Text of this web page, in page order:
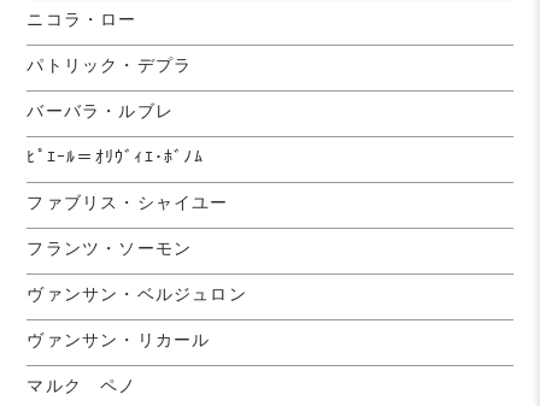
ニコラ・ロー
パトリック・デプラ
バーバラ・ルブレ
ﾋﾟｴｰﾙ＝ｵﾘｳﾞｨｴ･ﾎﾞﾉﾑ
ファブリス・シャイユー
フランツ・ソーモン
ヴァンサン・ベルジュロン
ヴァンサン・リカール
マルク ペノ